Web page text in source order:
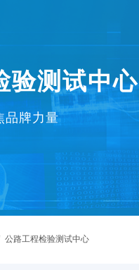
验测试中心
品牌力量
公路工程检验测试中心